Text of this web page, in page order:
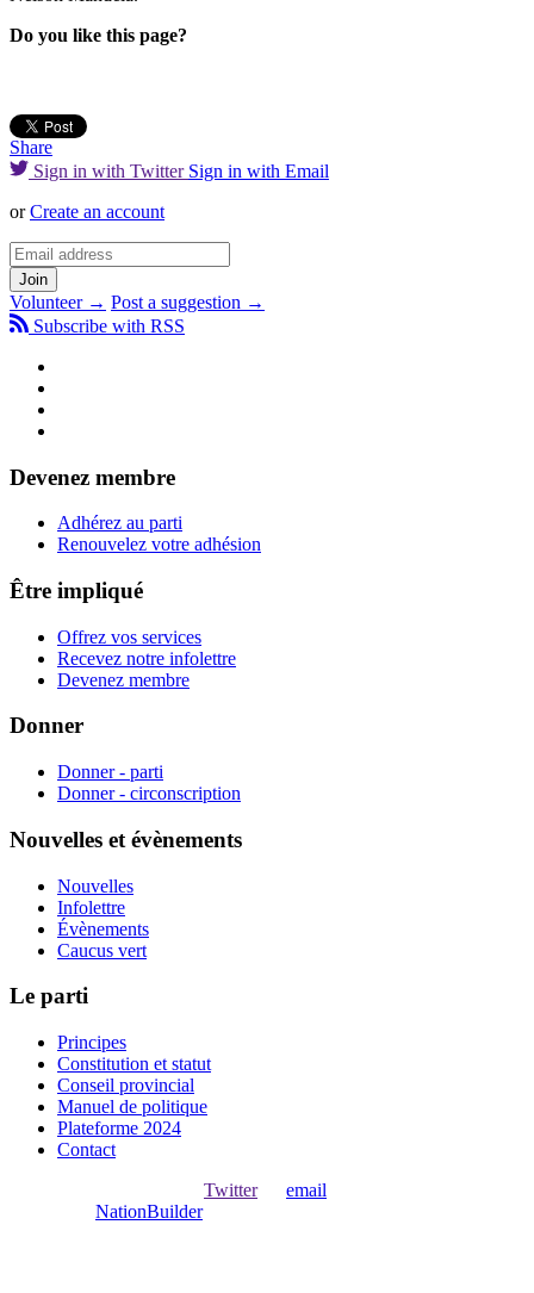
Do you like this page?
Share
Sign in with Twitter Sign in with Email
orCreate an account
Volunteer → Post a suggestion →
Subscribe with RSS
Devenez membre
Adhérez au parti
Renouvelez votre adhésion
Être impliqué
Offrez vos services
Recevez notre infolettre
Devenez membre
Donner
Donner - parti
Donner - circonscription
Nouvelles et évènements
Nouvelles
Infolettre
Évènements
Caucus vert
Le parti
Principes
Constitution et statut
Conseil provincial
Manuel de politique
Plateforme 2024
Contact
Twitterou email
NationBuilder